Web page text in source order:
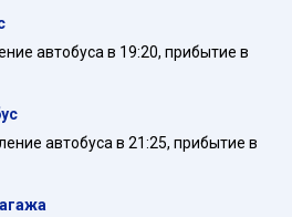
автобуса в 19:20, прибытие в
автобуса в 21:25, прибытие в